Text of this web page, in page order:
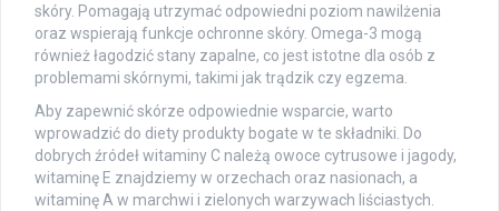
skóry. Pomagają utrzymać odpowiedni poziom nawilżenia
oraz wspierają funkcje ochronne skóry. Omega-3 mogą
również łagodzić stany zapalne, co jest istotne dla osób z
problemami skórnymi, takimi jak trądzik czy egzema.
Aby zapewnić skórze odpowiednie wsparcie, warto
wprowadzić do diety produkty bogate w te składniki. Do
dobrych źródeł witaminy C należą owoce cytrusowe i jagody,
witaminę E znajdziemy w orzechach oraz nasionach, a
witaminę A w marchwi i zielonych warzywach liściastych.